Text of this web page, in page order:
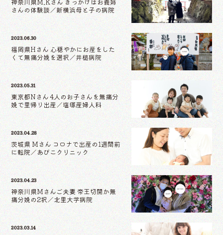
神奈川県M.Kさん きっかけはお義姉
さんの体験談／新横浜母と子の病院
2023.06.30
福岡県Hさん 心穏やかにお産をした
くて無痛分娩を選択／井槌病院
2023.05.31
東京都Nさん 4人のお子さんを無痛分
娩で里帰り出産／塩塚産婦人科
2023.04.28
茨城県 Mさん コロナで出産の1週間前
に転院／あびこクリニック
2023.04.23
神奈川県Mさんご夫妻 帝王切開か無
痛分娩の2択／北里大学病院
2023.03.14